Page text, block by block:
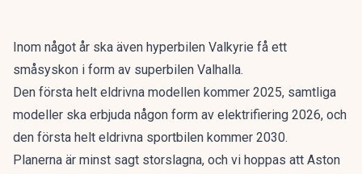
Inom något år ska även hyperbilen Valkyrie få ett
småsyskon i form av superbilen Valhalla.
Den första helt eldrivna modellen kommer 2025, samtliga
modeller ska erbjuda någon form av elektrifiering 2026, och
den första helt eldrivna sportbilen kommer 2030.
Planerna är minst sagt storslagna, och vi hoppas att Aston